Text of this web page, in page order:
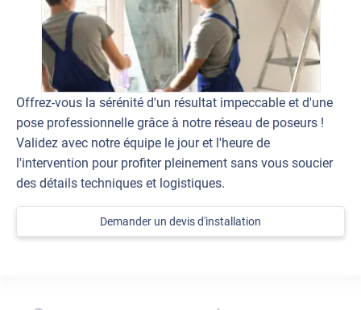
Offrez-vous la sérénité d'un résultat impeccable et d'une
pose professionnelle grâce à notre réseau de poseurs !
Validez avec notre équipe le jour et l'heure de
l'intervention pour profiter pleinement sans vous soucier
des détails techniques et logistiques.
Demander un devis d'installation